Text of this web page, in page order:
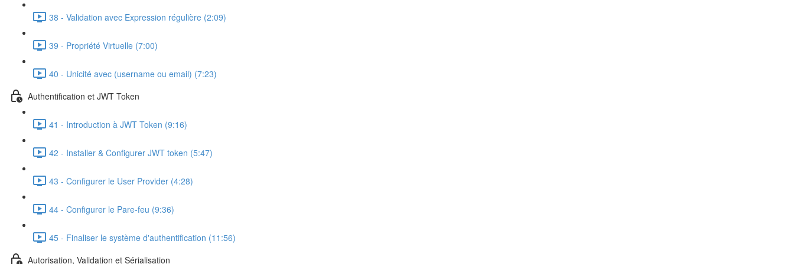
38 - Validation avec Expression régulière (2:09)
39 - Propriété Virtuelle (7:00)
40 - Unicité avec (username ou email) (7:23)
Authentification et JWT Token
41 - Introduction à JWT Token (9:16)
42 - Installer & Configurer JWT token (5:47)
43 - Configurer le User Provider (4:28)
44 - Configurer le Pare-feu (9:36)
45 - Finaliser le système d'authentification (11:56)
Autorisation, Validation et Sérialisation